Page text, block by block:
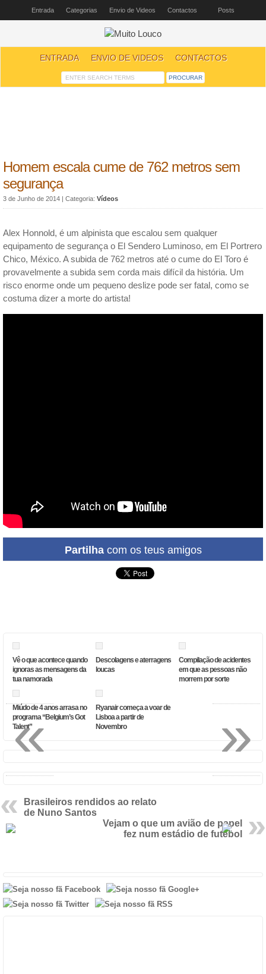
Entrada Categorias Envio de Videos Contactos Posts
ENTRADA ENVIO DE VIDEOS CONTACTOS
Homem escala cume de 762 metros sem
segurança
3 de Junho de 2014 | Categoria: Vídeos
Alex Honnold, é um alpinista que escalou sem qualquer
equipamento de segurança o El Sendero Luminoso, em El Portrero
Chico, México. A subida de 762 metros até o cume do El Toro é
provavelmente a subida sem corda mais difícil da história. Um
risco enorme onde um pequeno deslize pode ser fatal, como se
costuma dizer a morte do artista!
Partilhacom os teus amigos
Vê o que acontece quando
ignoras as mensagens da
tua namorada
Descolagens e aterragens
loucas
Compilação de acidentes
em que as pessoas não
morrem por sorte
Miúdo de 4 anos arrasa no
programa “Belgium’s Got
Talent”
Ryanair começa a voar de
Lisboa a partir de
Novembro
Brasileiros rendidos ao relato
de Nuno Santos
Vejam o que um avião de papel
fez num estádio de futebol
»
«